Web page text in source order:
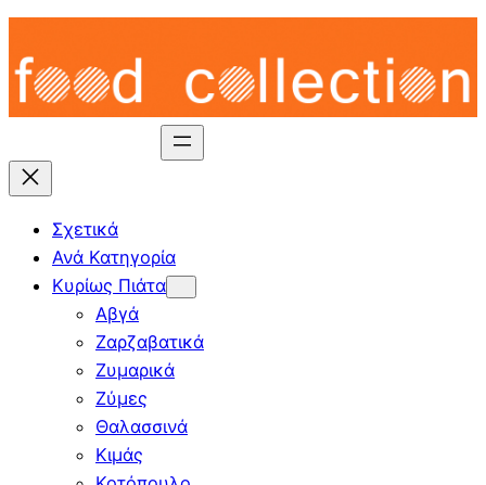
Skip
content
Σχετικά
Ανά Κατηγορία
Κυρίως Πιάτα
Αβγά
Ζαρζαβατικά
Ζυμαρικά
Ζύμες
Θαλασσινά
Κιμάς